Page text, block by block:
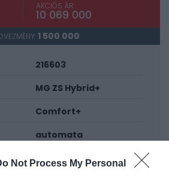
Not Process My Personal
AKCIÓS ÁR:
10 069 000
1 500 000
216603
MG ZS Hybrid+
Comfort+
automata
197 LE